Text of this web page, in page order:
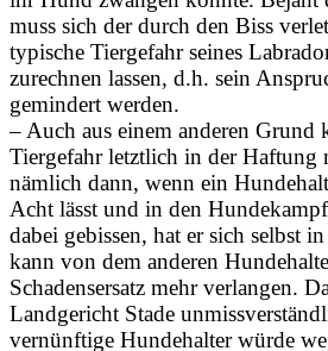
muss sich der durch den Biss
typische Tiergefahr seines
zurechnen lassen, d.h. sein
gemindert werden.
– Auch aus einem anderen Grund
Tiergefahr letztlich in der Haftung
nämlich dann, wenn ein
Acht lässt und in den
dabei gebissen, hat er sich selbst
kann von dem anderen
Schadensersatz mehr verlangen.
Landgericht Stade
vernünftige Hundehalter würde